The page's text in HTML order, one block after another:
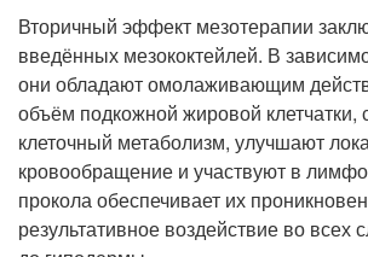
Вторичный эффект мезотерапии
введённых мезококтейлей. В
они обладают омолаживающим
объём подкожной жировой клетчатки,
клеточный метаболизм, улучшают
кровообращение и участвуют в
прокола обеспечивает их
результативное воздействие во всех